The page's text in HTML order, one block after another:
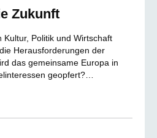
Zukunft
Politik und Wirtschaft
Herausforderungen der
das gemeinsame Europa in
geopfert?…